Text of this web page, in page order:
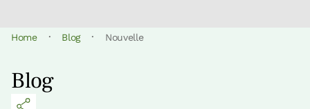
Home · Blog · Nouvelle
Blog